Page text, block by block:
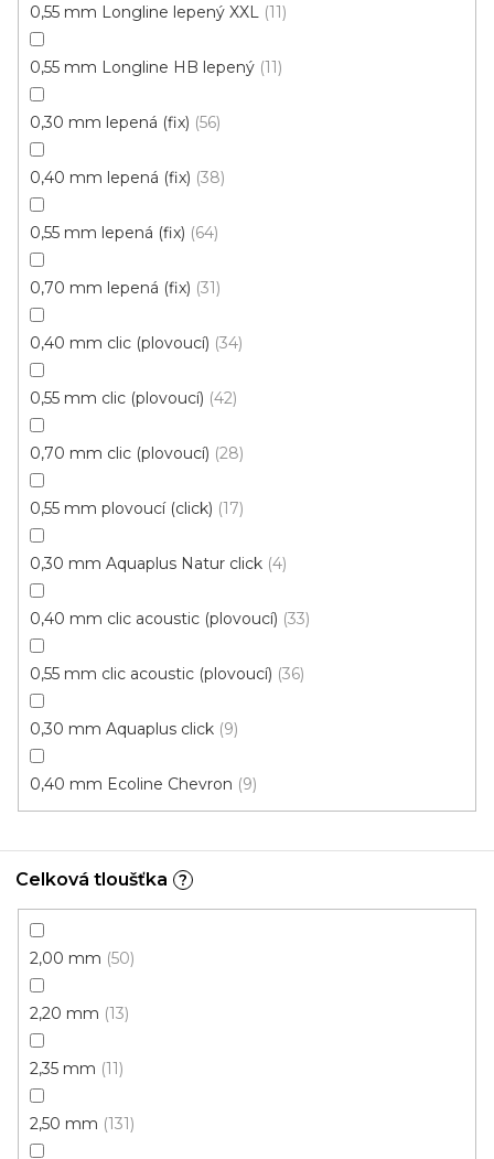
0,55 mm Longline lepený XXL 11
0,55 mm Longline HB lepený 11
0,30 mm lepená (fix) 56
0,40 mm lepená (fix) 38
0,55 mm lepená (fix) 64
0,70 mm lepená (fix) 31
0,40 mm clic (plovoucí) 34
0,55 mm clic (plovoucí) 42
0,70 mm clic (plovoucí) 28
0,55 mm plovoucí (click) 17
0,30 mm Aquaplus Natur click 4
0,40 mm clic acoustic (plovoucí) 33
0,55 mm clic acoustic (plovoucí) 36
0,30 mm Aquaplus click 9
0,40 mm Ecoline Chevron 9
Celková tloušťka ?
2,00 mm 50
2,20 mm 13
2,35 mm 11
2,50 mm 131
Vinylová podlaha ECO 30 Traditional oak greige
459 Kč / m2
Měrná
96,84 Kč / 1 m2
Fix 30 (lepená)
Vinylové dílce Purello Fix 30 V / 31131